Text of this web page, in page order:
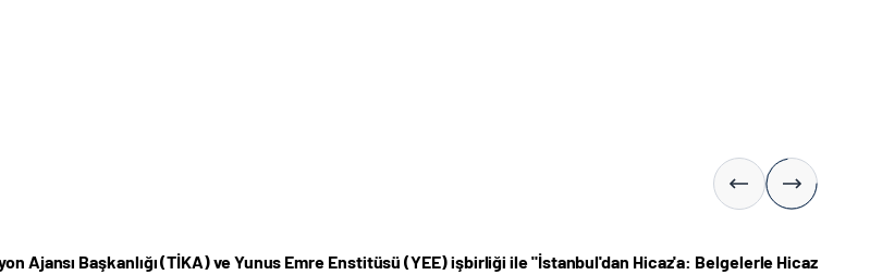
Ajansı Başkanlığı (TİKA) ve Yunus Emre Enstitüsü (YEE) işbirliği ile "İstanbul'dan Hicaz'a: Belgelerle Hicaz